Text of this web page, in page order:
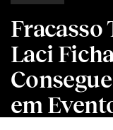
Fracasso
Laci
em